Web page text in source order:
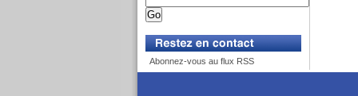
Abonnez-vous au flux RSS